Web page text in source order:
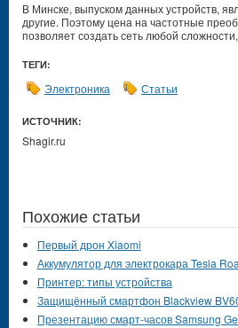
В Минске, выпуском данных устройств,
другие. Поэтому цена на частотные
позволяет создать сеть любой
ТЕГИ:
Электроника Статьи
ИСТОЧНИК:
Shagir.ru
Похожие статьи
Первый дрон Xiaomi
Аккумулятор для электрокара Tesla
Принтер: типы устройства
Защищённый смартфон Blackview
Презентацию смарт-часов Samsung